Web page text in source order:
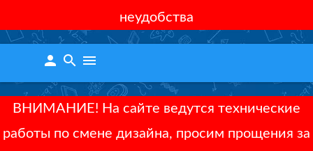
неудобства
person search menu
ВНИМАНИЕ! На сайте ведутся технические
работы по смене дизайна, просим прощения за